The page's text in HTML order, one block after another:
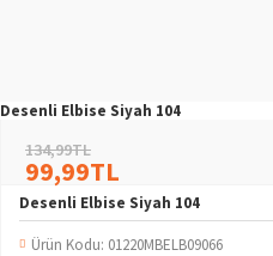
Desenli Elbise Siyah 104
Desenli Elbise Siyah 104
Ürün Kodu: 01220MBELB09066
99,99TL
134,99TL